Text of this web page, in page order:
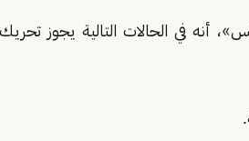
أنه في الحالات التالية يجوز